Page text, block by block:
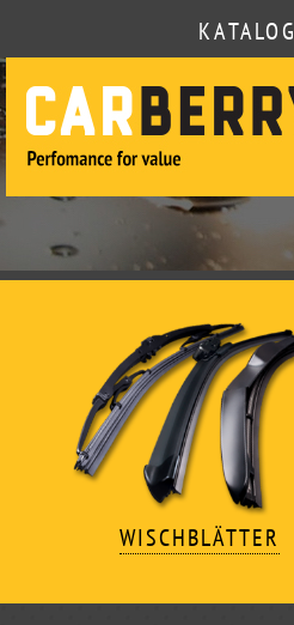
KATALOG
WISCHBLÄTTER